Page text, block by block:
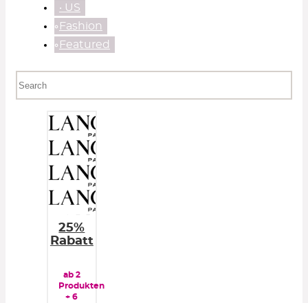
‧ US
⃘Fashion
⃘Featured
25%
Rabatt
ab 2
Produkten
+ 6